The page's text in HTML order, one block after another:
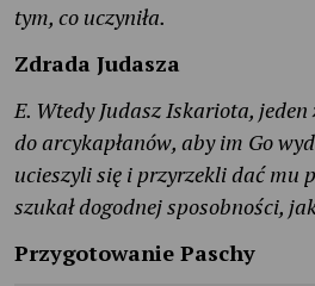
tym, co uczyniła.
Zdrada Judasza
E. Wtedy Judasz Iskariota, jeden
do arcykapłanów, aby im Go
ucieszyli się i przyrzekli dać mu
szukał dogodnej sposobności,
Przygotowanie Paschy